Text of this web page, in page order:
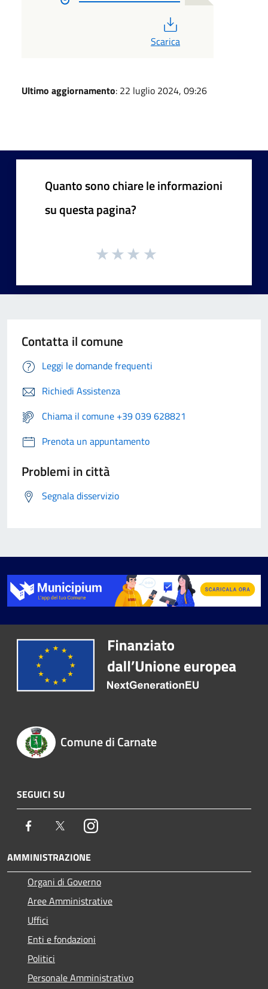
Scarica
Ultimo aggiornamento: 22 luglio 2024, 09:26
Quanto sono chiare le informazioni
su questa pagina?
Contatta il comune
Leggi le domande frequenti
Richiedi Assistenza
Chiama il comune +39 039 628821
Prenota un appuntamento
Problemi in città
Segnala disservizio
Comune di Carnate
SEGUICI SU
Facebook TwitterInstagram
AMMINISTRAZIONE
Organi di Governo
Aree Amministrative
Uffici
Enti e fondazioni
Politici
Personale Amministrativo